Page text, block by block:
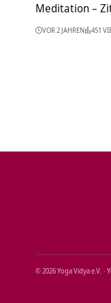
Meditation –
VOR 2 JAHREN 451
© 2026 Yoga Vidya e.V. ·